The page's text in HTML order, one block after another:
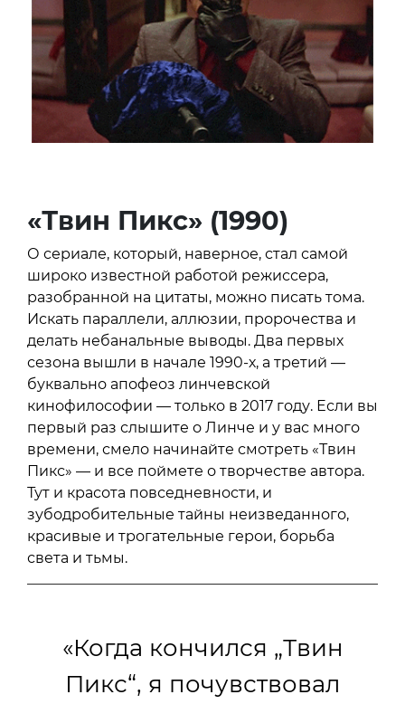
«Твин Пикс» (1990)
О сериале, который, наверное, стал самой
широко известной работой режиссера,
разобранной на цитаты, можно писать тома.
Искать параллели, аллюзии, пророчества и
делать небанальные выводы. Два первых
сезона вышли в начале 1990-х, а третий —
буквально апофеоз линчевской
кинофилософии — только в 2017 году. Если вы
первый раз слышите о Линче и у вас много
времени, смело начинайте смотреть «Твин
Пикс» — и все поймете о творчестве автора.
Тут и красота повседневности, и
зубодробительные тайны неизведанного,
красивые и трогательные герои, борьба
света и тьмы.
«Когда кончился „Твин
Пикс“, я почувствовал